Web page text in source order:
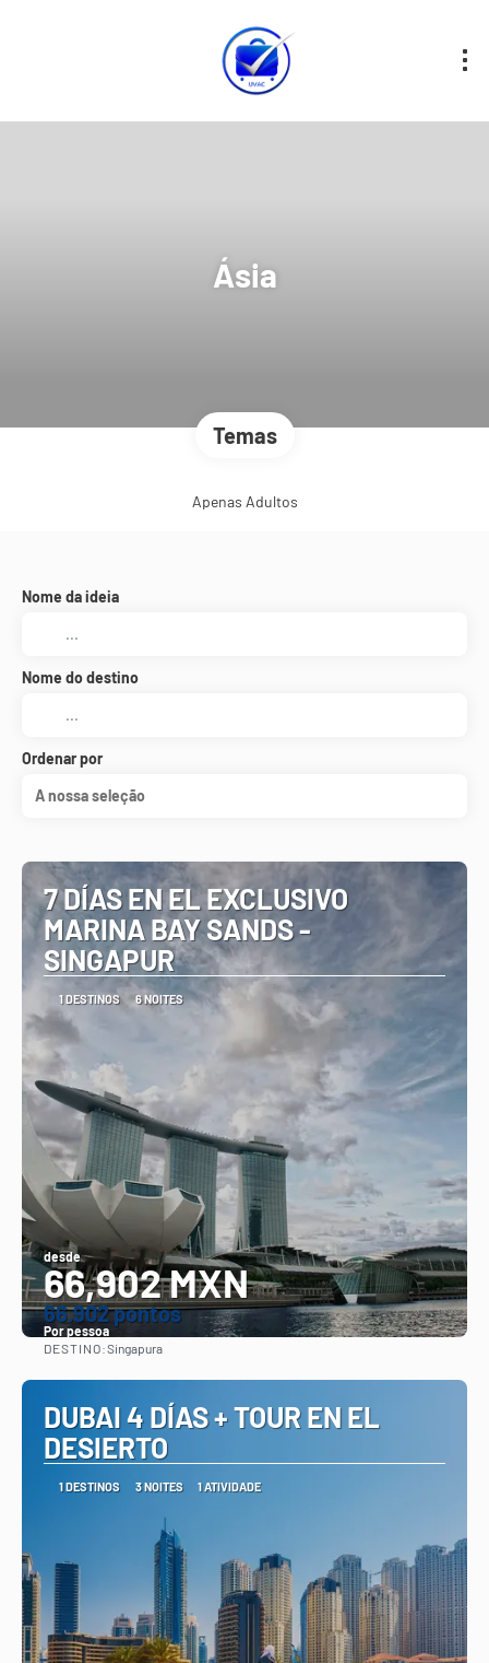
Ásia
Temas
Apenas Adultos
Nome da ideia
Nome do destino
Ordenar por
A nossa seleção
7 DÍAS EN EL EXCLUSIVO
MARINA BAY SANDS -
SINGAPUR
1 DESTINOS 6 NOITES
desde
66,902 MXN
66.902 pontos
Por pessoa
DESTINO:Singapura
DUBAI 4 DÍAS + TOUR EN EL
DESIERTO
1 DESTINOS 3 NOITES 1 ATIVIDADE